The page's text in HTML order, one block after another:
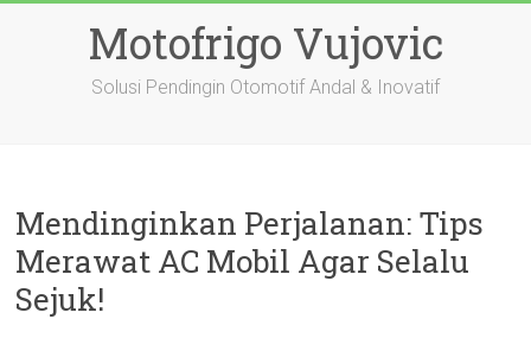
Motofrigo Vujovic
Solusi Pendingin Otomotif Andal & Inovatif
Mendinginkan Perjalanan: Tips
Merawat AC Mobil Agar Selalu
Sejuk!